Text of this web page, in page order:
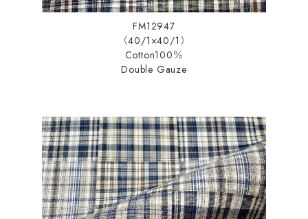
FM12947
（40/1×40/1）
Cotton100％
Double Gauze